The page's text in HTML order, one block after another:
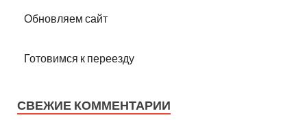
Обновляем сайт
Готовимся к переезду
СВЕЖИЕ КОММЕНТАРИИ